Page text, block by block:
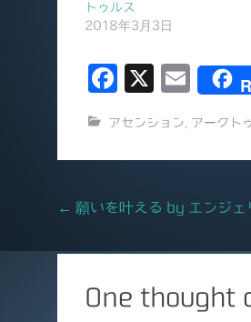
トゥルス
2018年3月3日
F
c
e
b
o
o
X
E
ai
l
アセンション アークト
Post
← 願いを叶える by エンジェ
One thought